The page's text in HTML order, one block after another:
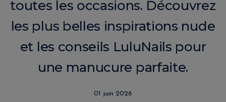
toutes les occasions. Découvrez
les plus belles inspirations nude
et les conseils LuluNails pour
une manucure parfaite.
01 juin 2026